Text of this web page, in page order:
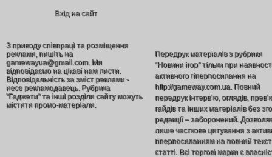
Вхід на сайт
З приводу співпраці та розміщення
реклами, пишіть на
gamewayua@gmail.com. Ми
відповідаємо на цікаві нам листи.
Відповідальність за зміст реклами -
несе рекламодавець. Рубрика
"Гаджети" та інші розділи сайту можуть
містити промо-матеріали.
Передрук матеріалів з рубрики
“Новини ігор” тільки при
активного гіперпосилання на
http://gameway.com.ua. Повний
передрук інтерв’ю, оглядів,
гайдів та інших матеріалів без
редакції – заборонений.
лише часткове цитування з
гіперпосиланням на повний текст
статті. Всі торгові марки є